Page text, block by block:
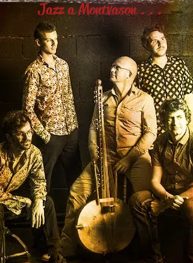
Jazz a Montvason . . .